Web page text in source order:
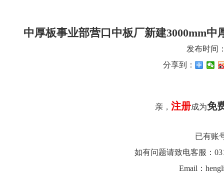
中厚板事业部营口中板厂新建3000mm
发布时间
分享到：
亲， 注册成为免
已有账
如有问题请致电客服：
Email：